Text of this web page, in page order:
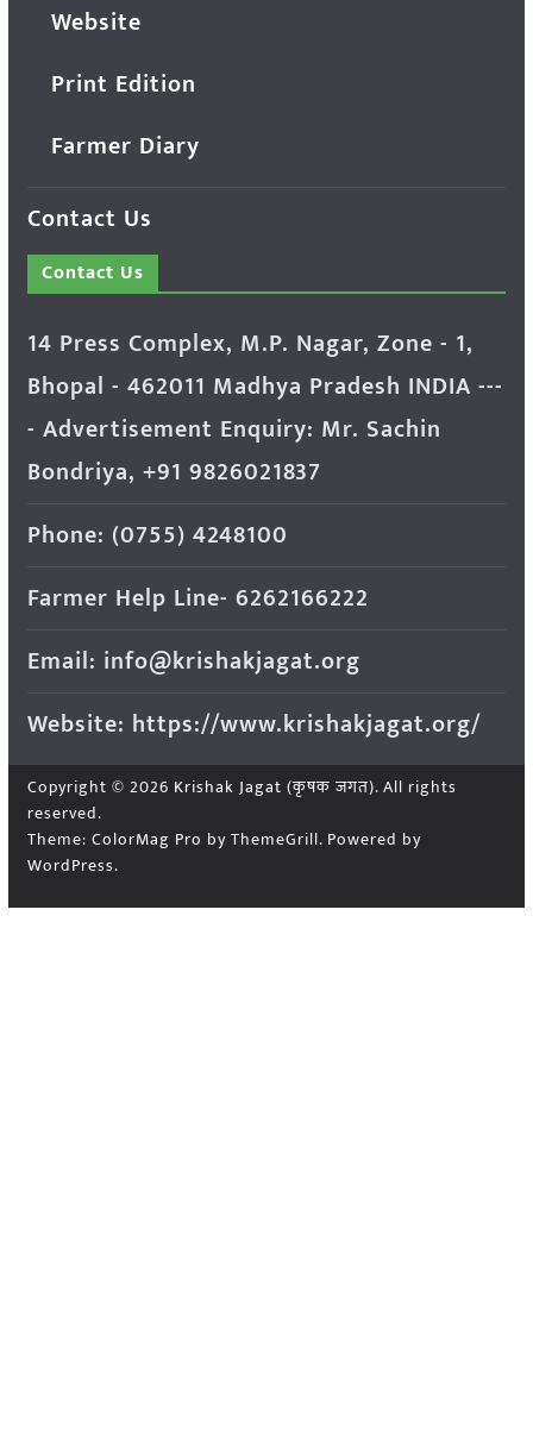
Website
Print Edition
Farmer Diary
Contact Us
Contact Us
14 Press Complex, M.P. Nagar, Zone - 1,
Bhopal - 462011 Madhya Pradesh INDIA ---
- Advertisement Enquiry: Mr. Sachin
Bondriya, +91 9826021837
Phone: (0755) 4248100
Farmer Help Line- 6262166222
Email: info@krishakjagat.org
Website: https://www.krishakjagat.org/
Copyright © 2026 Krishak Jagat (कृषक जगत). All rights
reserved.
Theme: ColorMag Pro by ThemeGrill. Powered by
WordPress.